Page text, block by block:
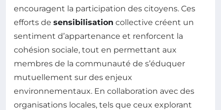
encouragent la participation des citoyens. Ces
efforts de sensibilisation collective créent un
sentiment d’appartenance et renforcent la
cohésion sociale, tout en permettant aux
membres de la communauté de s’éduquer
mutuellement sur des enjeux
environnementaux. En collaboration avec des
organisations locales, tels que ceux explorant